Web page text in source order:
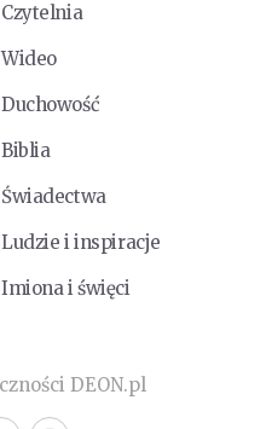
Czytelnia
Wideo
Duchowość
Biblia
Świadectwa
Ludzie i inspiracje
Imiona i święci
DEON.pl